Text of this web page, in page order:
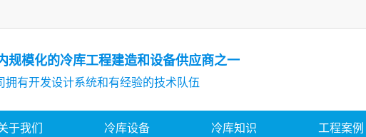
规模化的冷库工程建造和设备供应商之一
拥有开发设计系统和有经验的技术队伍
于我们 冷库设备 冷库知识 工程案例